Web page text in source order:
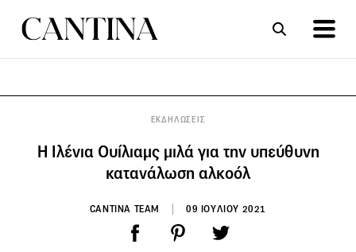
ΕΚΔΗΛΩΣΕΙΣ
H Ιλένια Ουίλιαμς μιλά για την υπεύθυνη
κατανάλωση αλκοόλ
CANTINA TEAM 09 ΙΟΥΛΙΟΥ 2021